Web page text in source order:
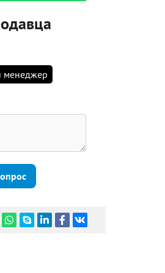
менеджер